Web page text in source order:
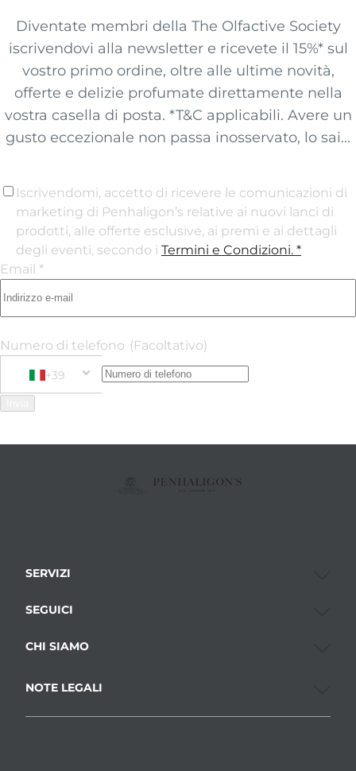
Diventate membri della The Olfactive Society
iscrivendovi alla newsletter e ricevete il 15%* sul
vostro primo ordine, oltre alle ultime novità,
offerte e delizie profumate direttamente nella
vostra casella di posta. *T&C applicabili. Avere un
gusto eccezionale non passa inosservato, lo sai...
Iscrivendomi, accetto di ricevere le comunicazioni di
marketing di Penhaligon’s relative ai nuovi lanci di
prodotti, alle offerte esclusive, ai premi e ai dettagli
degli eventi, secondo i Termini e Condizioni. *
Email *
Numero di telefono (Facoltativo)
+39
+39 Italy (Italia)
Phone Number
SERVIZI
SEGUICI
CHI SIAMO
NOTE LEGALI